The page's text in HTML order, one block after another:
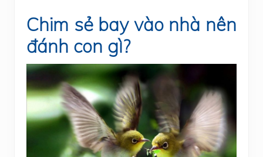
Chim sẻ bay vào nhà nên
đánh con gì?